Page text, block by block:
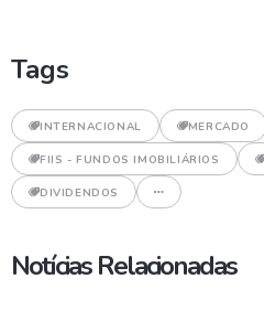
Tags
INTERNACIONAL MERCADO
FIIS - FUNDOS IMOBILIÁRIOS
DIVIDENDOS
Notícias Relacionadas